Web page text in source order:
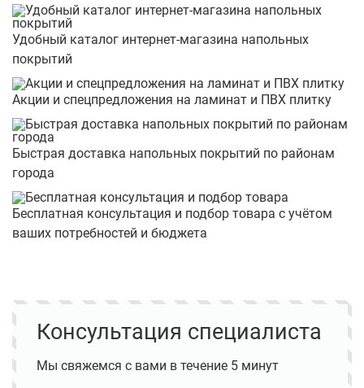
Удобный каталог интернет-магазина напольных
покрытий
Акции и спецпредложения на ламинат и ПВХ плитку
Быстрая доставка напольных покрытий по районам
города
Бесплатная консультация и подбор товара с учётом
ваших потребностей и бюджета
Консультация специалиста
Мы свяжемся с вами в течение 5 минут